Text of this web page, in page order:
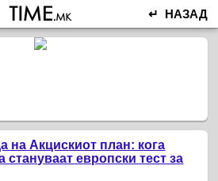
↵ НАЗАД
на Акцискиот план: кога
стануваат европски тест за